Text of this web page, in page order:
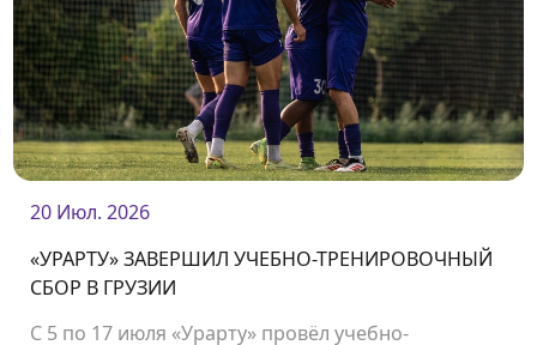
20 Июл. 2026
«УРАРТУ» ЗАВЕРШИЛ УЧЕБНО-ТРЕНИРОВОЧНЫЙ
СБОР В ГРУЗИИ
С 5 по 17 июля «Урарту» провёл учебно-